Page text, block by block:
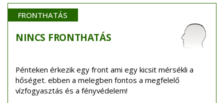
FRONTHATÁS
NINCS FRONTHATÁS
Pénteken érkezik egy front ami egy kicsit mérsékli a
hőséget. ebben a melegben fontos a megfelelő
vízfogyasztás és a fényvédelem!